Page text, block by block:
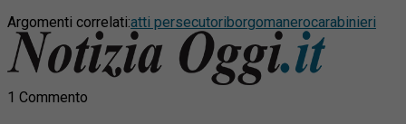
Argomenti correlati:atti persecutoriborgomanerocarabinieri
1 Commento